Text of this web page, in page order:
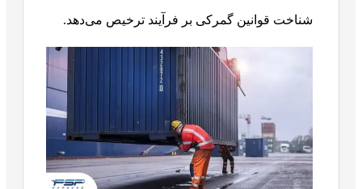
شناخت قوانین گمرکی بر فرآیند ترخیص می‌دهد.